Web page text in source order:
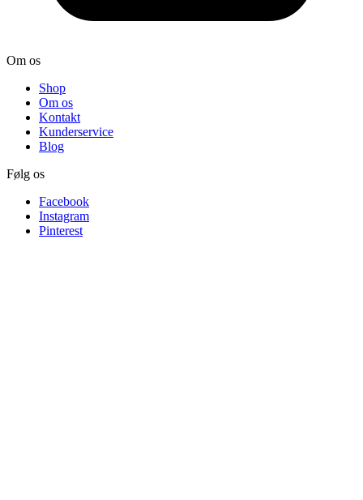
Om os
Shop
Om os
Kontakt
Kunderservice
Blog
Følg os
Facebook
Instagram
Pinterest